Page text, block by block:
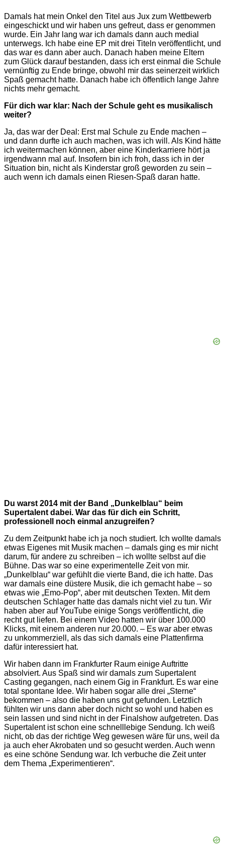
Damals hat mein Onkel den Titel aus Jux zum Wettbewerb
eingeschickt und wir haben uns gefreut, dass er genommen
wurde. Ein Jahr lang war ich damals dann auch medial
unterwegs. Ich habe eine EP mit drei Titeln veröffentlicht, und
das war es dann aber auch. Danach haben meine Eltern
zum Glück darauf bestanden, dass ich erst einmal die Schule
vernünftig zu Ende bringe, obwohl mir das seinerzeit wirklich
Spaß gemacht hatte. Danach habe ich öffentlich lange Jahre
nichts mehr gemacht.
Für dich war klar: Nach der Schule geht es musikalisch
weiter?
Ja, das war der Deal: Erst mal Schule zu Ende machen –
und dann durfte ich auch machen, was ich will. Als Kind hätte
ich weitermachen können, aber eine Kinderkarriere hört ja
irgendwann mal auf. Insofern bin ich froh, dass ich in der
Situation bin, nicht als Kinderstar groß geworden zu sein –
auch wenn ich damals einen Riesen-Spaß daran hatte.
Du warst 2014 mit der Band „Dunkelblau“ beim
Supertalent dabei. War das für dich ein Schritt,
professionell noch einmal anzugreifen?
Zu dem Zeitpunkt habe ich ja noch studiert. Ich wollte damals
etwas Eigenes mit Musik machen – damals ging es mir nicht
darum, für andere zu schreiben – ich wollte selbst auf die
Bühne. Das war so eine experimentelle Zeit von mir.
„Dunkelblau“ war gefühlt die vierte Band, die ich hatte. Das
war damals eine düstere Musik, die ich gemacht habe – so
etwas wie „Emo-Pop“, aber mit deutschen Texten. Mit dem
deutschen Schlager hatte das damals nicht viel zu tun. Wir
haben aber auf YouTube einige Songs veröffentlicht, die
recht gut liefen. Bei einem Video hatten wir über 100.000
Klicks, mit einem anderen nur 20.000. – Es war aber etwas
zu unkommerziell, als das sich damals eine Plattenfirma
dafür interessiert hat.
Wir haben dann im Frankfurter Raum einige Auftritte
absolviert. Aus Spaß sind wir damals zum Supertalent
Casting gegangen, nach einem Gig in Frankfurt. Es war eine
total spontane Idee. Wir haben sogar alle drei „Sterne“
bekommen – also die haben uns gut gefunden. Letztlich
fühlten wir uns dann aber doch nicht so wohl und haben es
sein lassen und sind nicht in der Finalshow aufgetreten. Das
Supertalent ist schon eine schnelllebige Sendung. Ich weiß
nicht, ob das der richtige Weg gewesen wäre für uns, weil da
ja auch eher Akrobaten und so gesucht werden. Auch wenn
es eine schöne Sendung war. Ich verbuche die Zeit unter
dem Thema „Experimentieren“.